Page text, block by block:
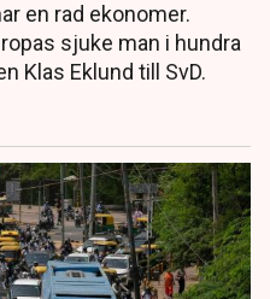
en rad ekonomer.
sjuke man i hundra
Klas Eklund till SvD.